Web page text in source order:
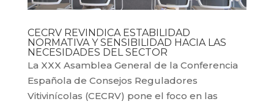
CECRV REVINDICA ESTABILIDAD
NORMATIVA Y SENSIBILIDAD HACIA LAS
NECESIDADES DEL SECTOR
La XXX Asamblea General de la Conferencia
Española de Consejos Reguladores
Vitivinícolas (CECRV) pone el foco en las